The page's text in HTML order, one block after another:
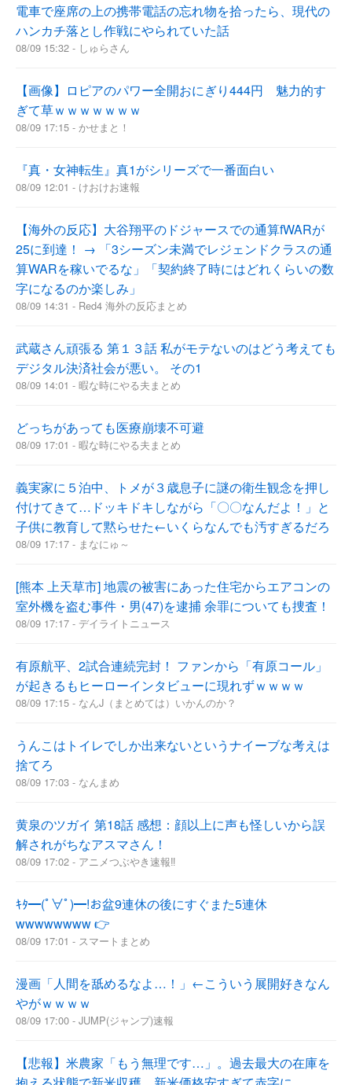
電車で座席の上の携帯電話の忘れ物を拾ったら、現代の
ハンカチ落とし作戦にやられていた話
08/09 15:32 - しゅらさん
【画像】ロピアのパワー全開おにぎり444円 魅力的す
ぎて草ｗｗｗｗｗｗｗ
08/09 17:15 - かせまと！
『真・女神転生』真1がシリーズで一番面白い
08/09 12:01 - けおけお速報
【海外の反応】大谷翔平のドジャースでの通算fWARが
25に到達！ → 「3シーズン未満でレジェンドクラスの通
算WARを稼いでるな」「契約終了時にはどれくらいの数
字になるのか楽しみ」
08/09 14:31 - Red4 海外の反応まとめ
武蔵さん頑張る 第１３話 私がモテないのはどう考えても
デジタル決済社会が悪い。 その1
08/09 14:01 - 暇な時にやる夫まとめ
どっちがあっても医療崩壊不可避
08/09 17:01 - 暇な時にやる夫まとめ
義実家に５泊中、トメが３歳息子に謎の衛生観念を押し
付けてきて…ドッキドキしながら「〇〇なんだよ！」と
子供に教育して黙らせた←いくらなんでも汚すぎるだろ
08/09 17:17 - まなにゅ～
[熊本 上天草市] 地震の被害にあった住宅からエアコンの
室外機を盗む事件・男(47)を逮捕 余罪についても捜査！
08/09 17:17 - デイライトニュース
有原航平、2試合連続完封！ ファンから「有原コール」
が起きるもヒーローインタビューに現れずｗｗｗｗ
08/09 17:15 - なんJ（まとめては）いかんのか？
うんこはトイレでしか出来ないというナイーブな考えは
捨てろ
08/09 17:03 - なんまめ
黄泉のツガイ 第18話 感想：顔以上に声も怪しいから誤
解されがちなアスマさん！
08/09 17:02 - アニメつぶやき速報‼︎
ｷﾀ━(ﾟ∀ﾟ)━!お盆9連休の後にすぐまた5連休
wwwwwwww 👉
08/09 17:01 - スマートまとめ
漫画「人間を舐めるなよ…！」←こういう展開好きなん
やがｗｗｗｗ
08/09 17:00 - JUMP(ジャンプ)速報
【悲報】米農家「もう無理です…」。過去最大の在庫を